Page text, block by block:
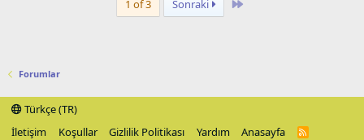
1 of 3 Sonraki Last
Forumlar
Türkçe (TR)
İletişim
Koşullar Gizlilik Politikası Yardım Anasayfa
R